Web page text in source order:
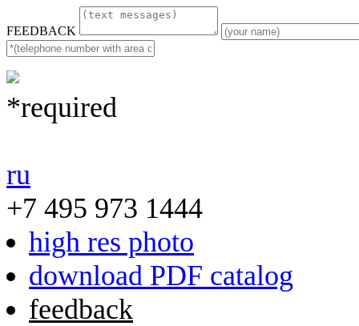
FEEDBACK
*required
ru
+7 495 973 1444
high res photo
download PDF catalog
feedback